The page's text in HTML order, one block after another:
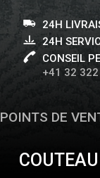
24H
24H
CONSEIL
+41 32
POINTS DE